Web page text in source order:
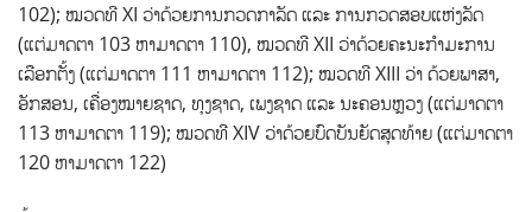
102); ໝວດທີ XI ວ່າດ້ວຍການກວດກາລັດ ແລະ ການກວດສອບແຫ່ງລັດ
(ແຕ່ມາດຕາ 103 ຫາມາດຕາ 110), ໝວດທີ XII ວ່າດ້ວຍຄະນະກຳມະການ
ເລືອກຕັ້ງ (ແຕ່ມາດຕາ 111 ຫາມາດຕາ 112); ໝວດທີ XIII ວ່າ ດ້ວຍພາສາ,
ອັກສອນ, ເຄື່ອງໝາຍຊາດ, ທຸງຊາດ, ເພງຊາດ ແລະ ນະຄອນຫຼວງ (ແຕ່ມາດຕາ
113 ຫາມາດຕາ 119); ໝວດທີ XIV ວ່າດ້ວຍບົດບັນຍັດສຸດທ້າຍ (ແຕ່ມາດຕາ
120 ຫາມາດຕາ 122)